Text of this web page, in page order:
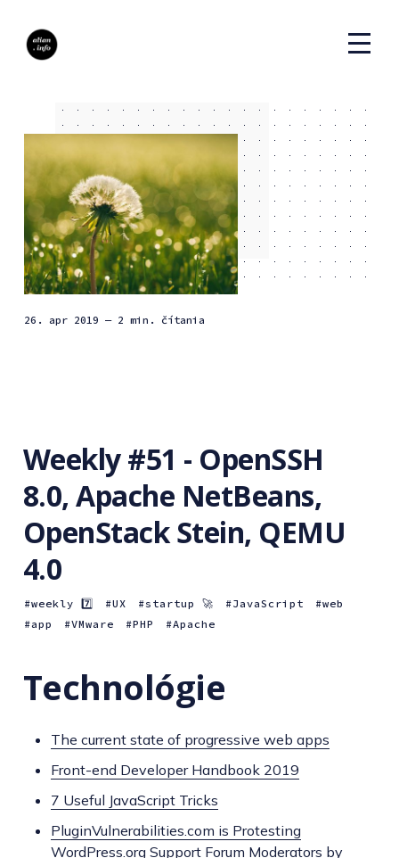
26. apr 2019 — 2 min. čítania
Weekly #51 - OpenSSH
8.0, Apache NetBeans,
OpenStack Stein, QEMU
4.0
weekly 7️⃣ UX startup 🚀 JavaScript
web
app
VMware PHP Apache
Technológie
The current state of progressive web apps
Front-end Developer Handbook 2019
7 Useful JavaScript Tricks
PluginVulnerabilities.com is Protesting
WordPress.org Support Forum Moderators by